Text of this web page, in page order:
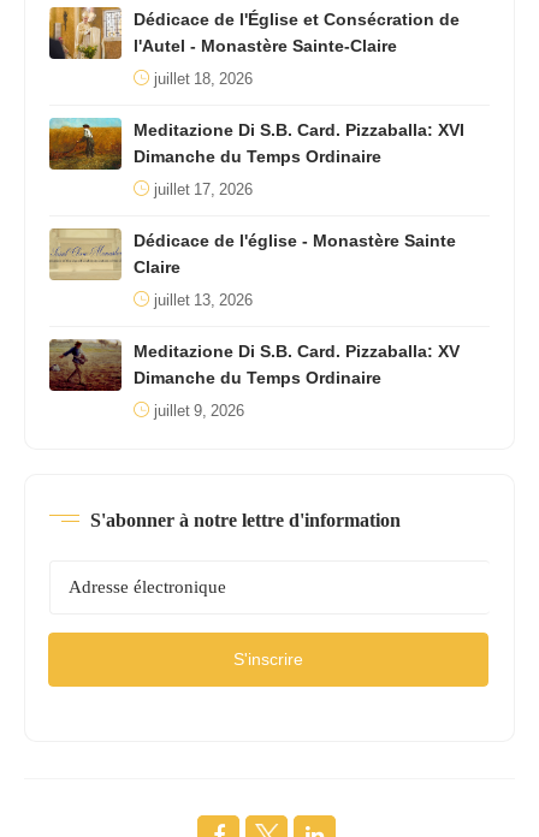
Dédicace de l'Église et Consécration de
l'Autel - Monastère Sainte-Claire
juillet 18, 2026
Meditazione Di S.B. Card. Pizzaballa: XVI
Dimanche du Temps Ordinaire
juillet 17, 2026
Dédicace de l'église - Monastère Sainte
Claire
juillet 13, 2026
Meditazione Di S.B. Card. Pizzaballa: XV
Dimanche du Temps Ordinaire
juillet 9, 2026
S'abonner à notre lettre d'information
S'inscrire